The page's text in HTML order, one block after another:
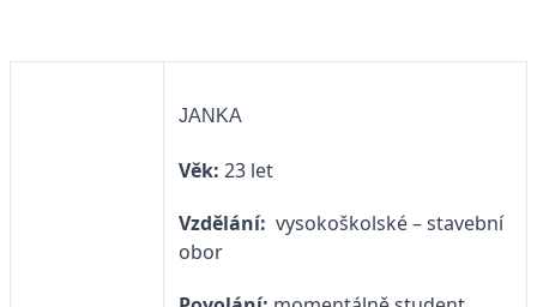
JANKA
Věk: 23 let
Vzdělání: vysokoškolské – stavební
obor